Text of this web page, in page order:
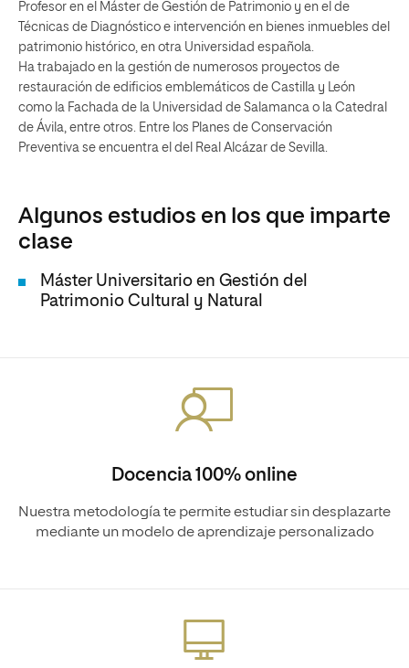
Profesor en el Máster de Gestión de Patrimonio y en el de
Técnicas de Diagnóstico e intervención en bienes inmuebles del
patrimonio histórico, en otra Universidad española.
Ha trabajado en la gestión de numerosos proyectos de
restauración de edificios emblemáticos de Castilla y León
como la Fachada de la Universidad de Salamanca o la Catedral
de Ávila, entre otros. Entre los Planes de Conservación
Preventiva se encuentra el del Real Alcázar de Sevilla.
Algunos estudios en los que imparte
clase
Máster Universitario en Gestión del
Patrimonio Cultural y Natural
Docencia 100% online
Nuestra metodología te permite estudiar sin desplazarte
mediante un modelo de aprendizaje personalizado